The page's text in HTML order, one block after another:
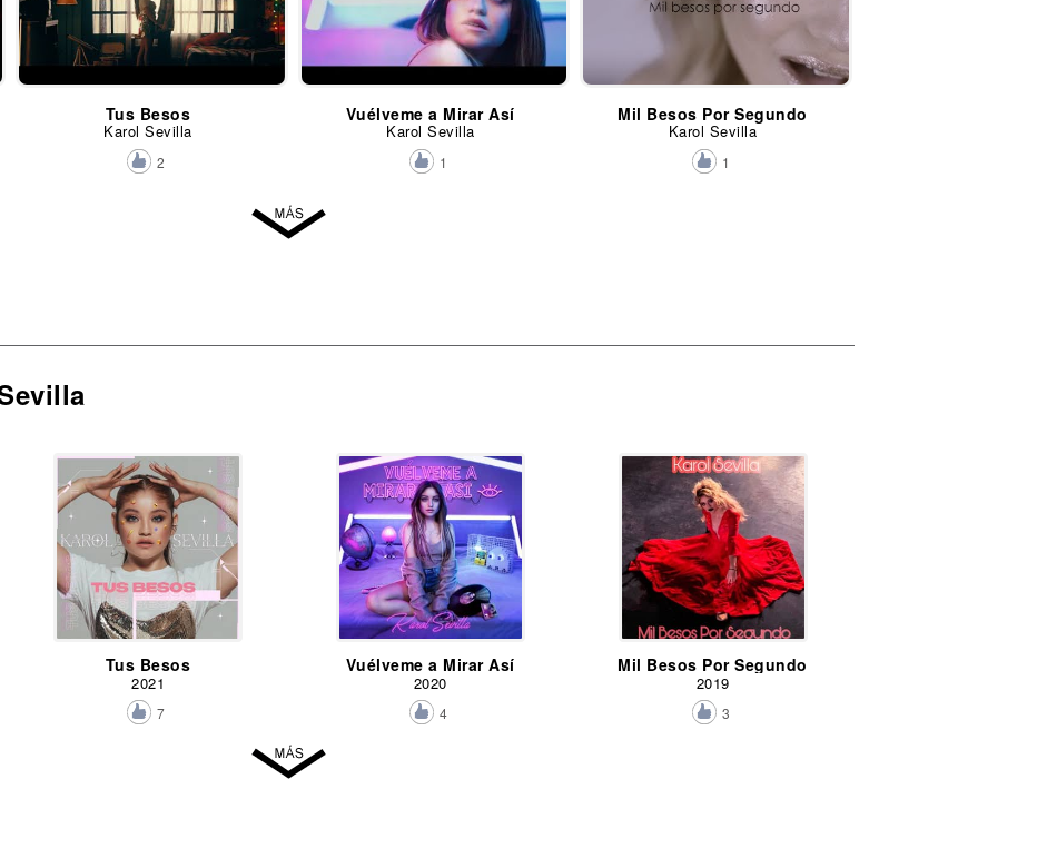
Tus Besos
Karol Sevilla
2
Vuélveme a Mirar Así
Karol Sevilla
1
Mil Besos Por Segundo
Karol Sevilla
1
Tus Besos
2021
7
Vuélveme a Mirar Así
2020
4
Mil Besos Por Segundo
2019
3